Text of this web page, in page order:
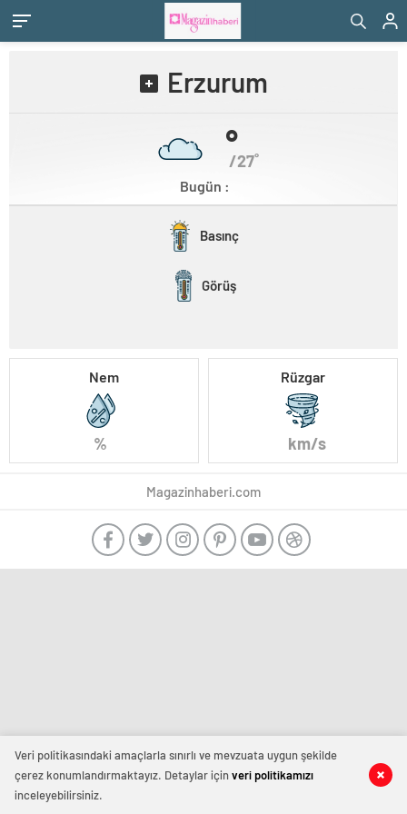
Erzurum
˚
/27˚
Bugün :
Basınç
Görüş
Nem
%
Rüzgar
km/s
Magazinhaberi.com
Veri politikasındaki amaçlarla sınırlı ve mevzuata uygun şekilde
çerez konumlandırmaktayız. Detaylar içinveri politikamızı
inceleyebilirsiniz.